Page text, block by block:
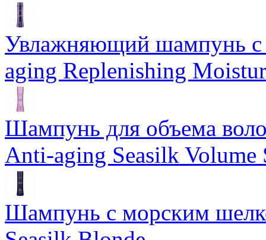
Увлажняющий шампунь
aging Replenishing
Шампунь для объема
Anti-aging Seasilk Volume
Шампунь с морским